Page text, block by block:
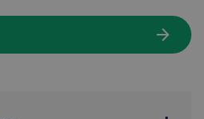
arrow_forward